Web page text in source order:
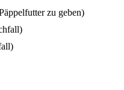
zu geben)